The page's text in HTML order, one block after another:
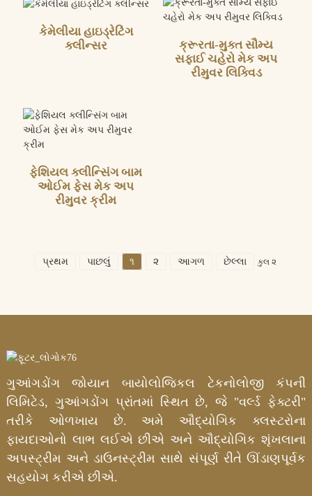
કેમેલીયા હાઇડ્રેટિંગ
ક્લીન્સર
ક્રૂરતા-મુક્ત સૌમ્ય
સફાઈ ચહેરો મેક અપ
રીમુવર લિક્વિડ
ફેશિયલ ક્લીન્સિંગ બામ
ઓઈમ ફેસ મેક અપ
રીમુવર ક્રીમ
પ્રથમ પાછલું ૧ ૨ આગળ છેલ્લા કુલ ૨
ગુઆંગડોંગ જોયાન બાયોલોજિકલ ટેકનોલોજી કંપની
લિમિટેડ, ગુઆંગડોંગ પ્રાંતમાં સ્થિત છે, જે "વર્લ્ડ ફેક્ટરી"
તરીકે ઓળખાય છે. અમે ઔદ્યોગિક ક્લસ્ટરોના
ફાયદાઓનો લાભ લઈએ છીએ અને ઔદ્યોગિક શૃંખલાના
અપસ્ટ્રીમ અને ડાઉનસ્ટ્રીમ સાથે સંપૂર્ણ રીતે ઊંડાણપૂર્વક
સહયોગ કરીએ છીએ.